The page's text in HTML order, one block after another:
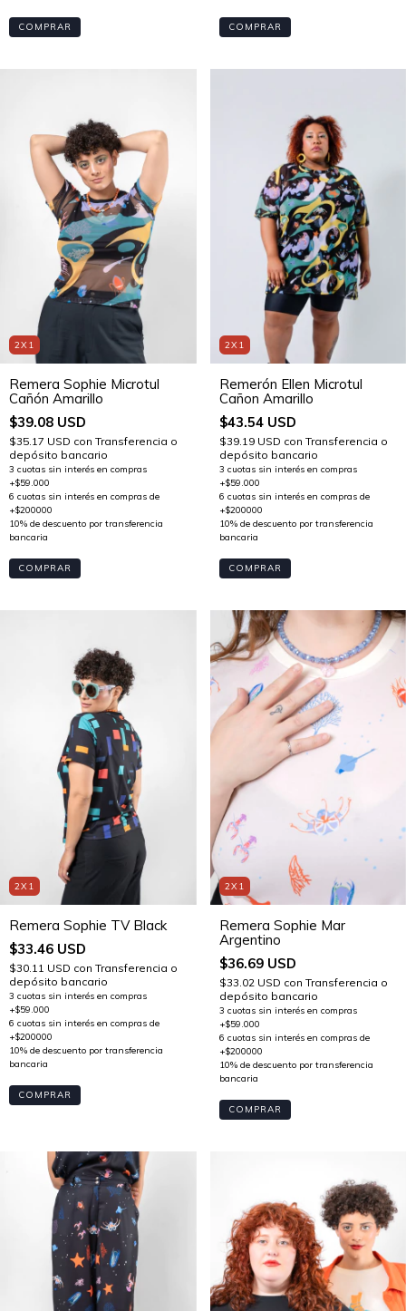
COMPRAR COMPRAR
2X1
Remera Sophie Microtul
Cañón Amarillo
$39.08 USD
$35.17 USD con Transferencia o
depósito bancario
COMPRAR
2X1
Remerón Ellen Microtul
Cañon Amarillo
$43.54 USD
$39.19 USD con Transferencia o
depósito bancario
COMPRAR
2X1
Remera Sophie TV Black
$33.46 USD
$30.11 USD con Transferencia o
depósito bancario
COMPRAR
2X1
Remera Sophie Mar
Argentino
$36.69 USD
$33.02 USD con Transferencia o
depósito bancario
COMPRAR